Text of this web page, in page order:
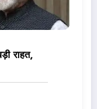
राहत,